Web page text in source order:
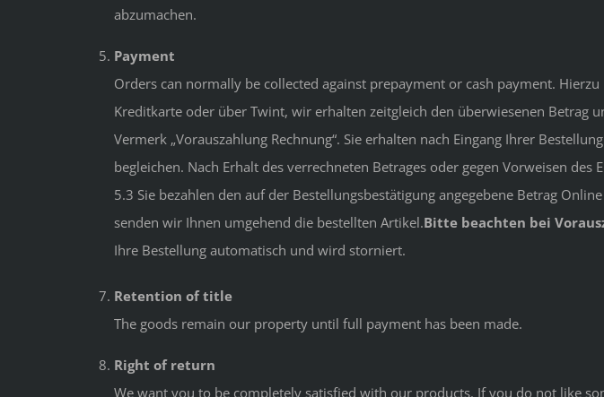
abzumachen.
Payment
Orders can normally be collected against prepayment or cash payment.
Kreditkarte oder über Twint, wir erhalten zeitgleich den überwiesenen Betrag
Vermerk „Vorauszahlung Rechnung“. Sie erhalten nach Eingang Ihrer
begleichen. Nach Erhalt des verrechneten Betrages oder gegen Vorweisen
5.3 Sie bezahlen den auf der Bestellungsbestätigung angegebene Betrag
senden wir Ihnen umgehend die bestellten Artikel.Bitte beachten bei
Ihre Bestellung automatisch und wird storniert.
Retention of title
The goods remain our property until full payment has been made.
Right of return
We want you to be completely satisfied with our products. If you do not like